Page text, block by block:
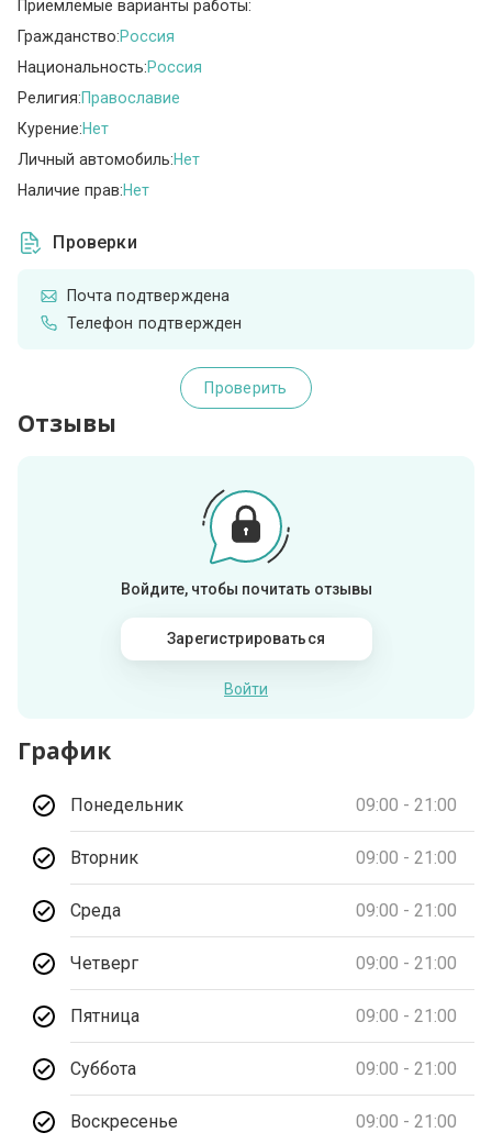
Приемлемые варианты работы:
Гражданство:Россия
Национальность:Россия
Религия:Православие
Курение:Нет
Личный автомобиль:Нет
Наличие прав:Нет
Проверки
Почта подтверждена
Телефон подтвержден
Проверить
Отзывы
Войдите, чтобы почитать отзывы
Зарегистрироваться
Войти
График
Понедельник 09:00 - 21:00
Вторник 09:00 - 21:00
Среда 09:00 - 21:00
Четверг 09:00 - 21:00
Пятница 09:00 - 21:00
Суббота 09:00 - 21:00
Воскресенье 09:00 - 21:00